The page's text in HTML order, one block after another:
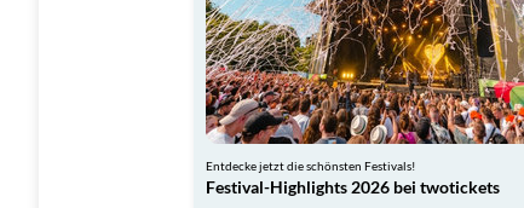
Entdecke jetzt die schönsten Festivals!
Festival-Highlights 2026 bei twotickets